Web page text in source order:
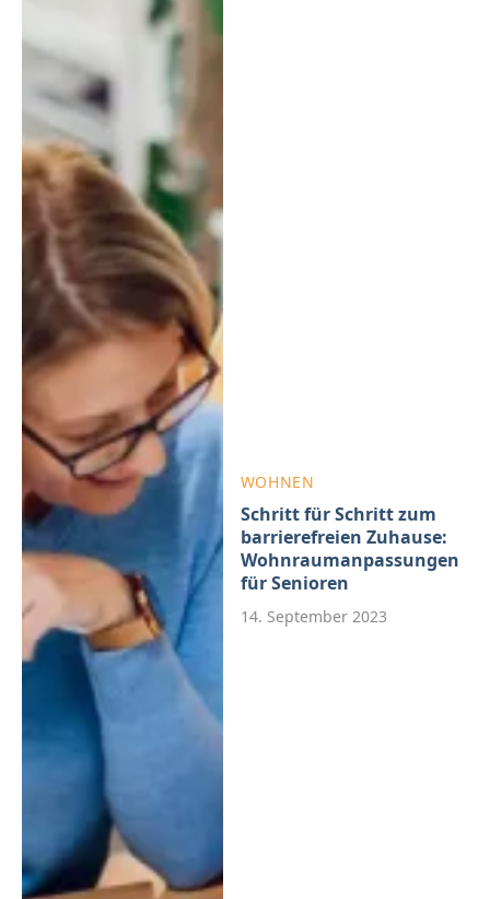
WOHNEN
Schritt für Schritt zum
barrierefreien Zuhause:
Wohnraumanpassungen
für Senioren
14. September 2023